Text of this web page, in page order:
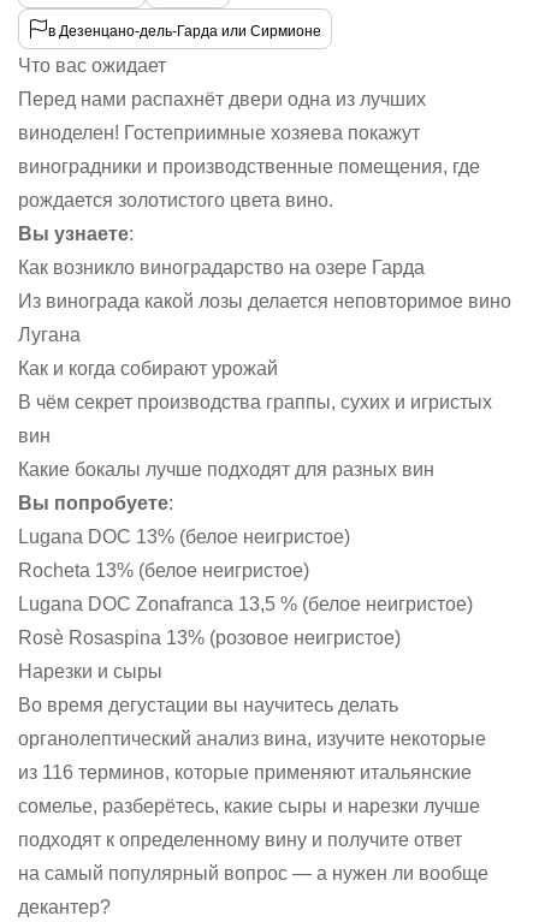
в Дезенцано-дель-Гарда или Сирмионе
Что вас ожидает
Перед нами распахнёт двери одна из лучших
виноделен! Гостеприимные хозяева покажут
виноградники и производственные помещения, где
рождается золотистого цвета вино.
Вы узнаете:
Как возникло виноградарство на озере Гарда
Из винограда какой лозы делается неповторимое вино
Лугана
Как и когда собирают урожай
В чём секрет производства граппы, сухих и игристых
вин
Какие бокалы лучше подходят для разных вин
Вы попробуете:
Lugana DOC 13% (белое неигристое)
Rocheta 13% (белое неигристое)
Lugana DOC Zonafranca 13,5 % (белое неигристое)
Rosè Rosaspina 13% (розовое неигристое)
Нарезки и сыры
Во время дегустации вы научитесь делать
органолептический анализ вина, изучите некоторые
из 116 терминов, которые применяют итальянские
сомелье, разберётесь, какие сыры и нарезки лучше
подходят к определенному вину и получите ответ
на самый популярный вопрос — а нужен ли вообще
декантер?